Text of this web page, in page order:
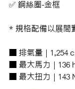
✅ 鋼絲圈-金框
* 規格配備以展間
■ 排氣量 | 1,254
■ 最大馬力 | 136
■ 最大扭力 | 143